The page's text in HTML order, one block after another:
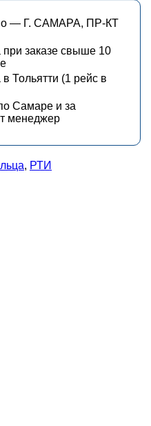
— Г. САМАРА, ПР-КТ
при заказе свыше 10
Тольятти (1 рейс в
Самаре и за
менеджер
, РТИ